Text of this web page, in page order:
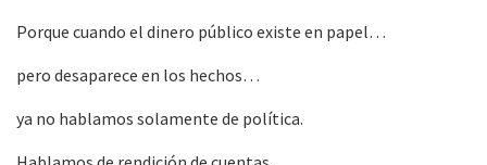
Porque cuando el dinero público existe en papel…
pero desaparece en los hechos…
ya no hablamos solamente de política.